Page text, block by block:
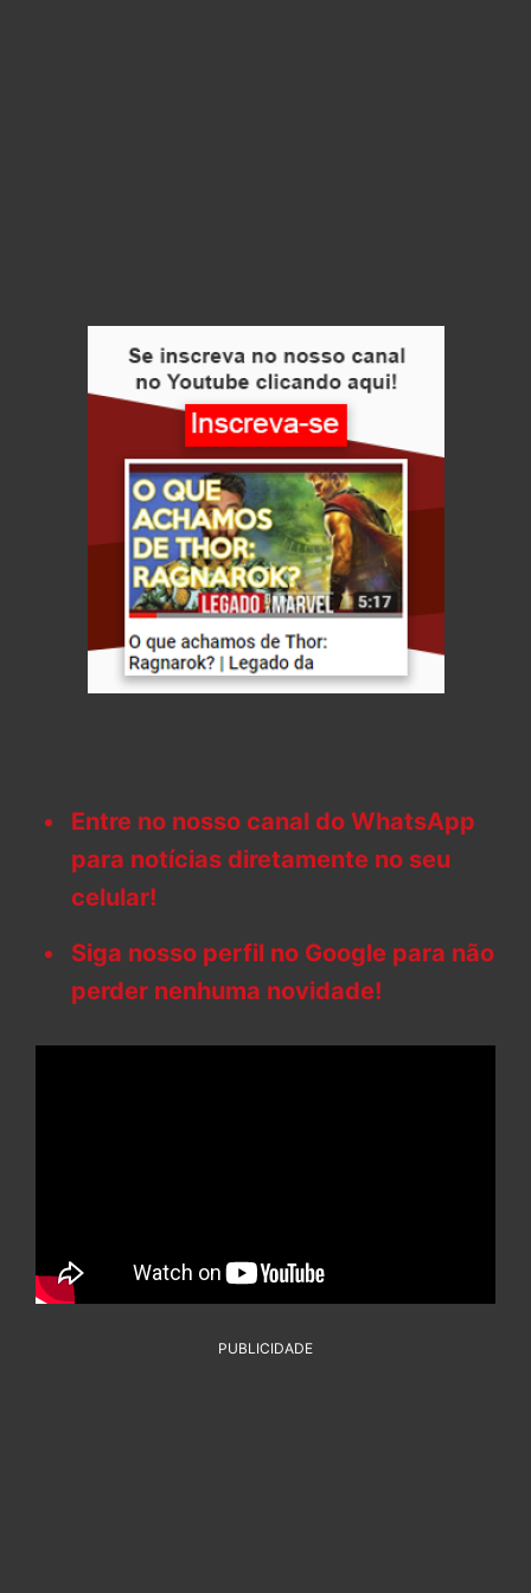
Entre no nosso canal do WhatsApp
para notícias diretamente no seu
celular!
Siga nosso perfil no Google para não
perder nenhuma novidade!
PUBLICIDADE